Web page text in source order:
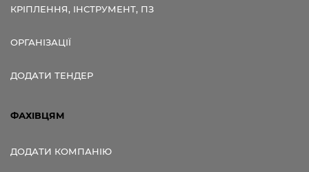
КРІПЛЕННЯ, ІНСТРУМЕНТ, ПЗ
ОРГАНІЗАЦІЇ
ДОДАТИ ТЕНДЕР
ФАХІВЦЯМ
ДОДАТИ КОМПАНІЮ